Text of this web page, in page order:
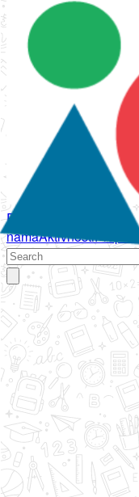
Početna
namaAktivnostiPropisi